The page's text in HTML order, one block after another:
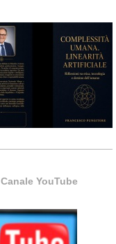
Canale YouTube